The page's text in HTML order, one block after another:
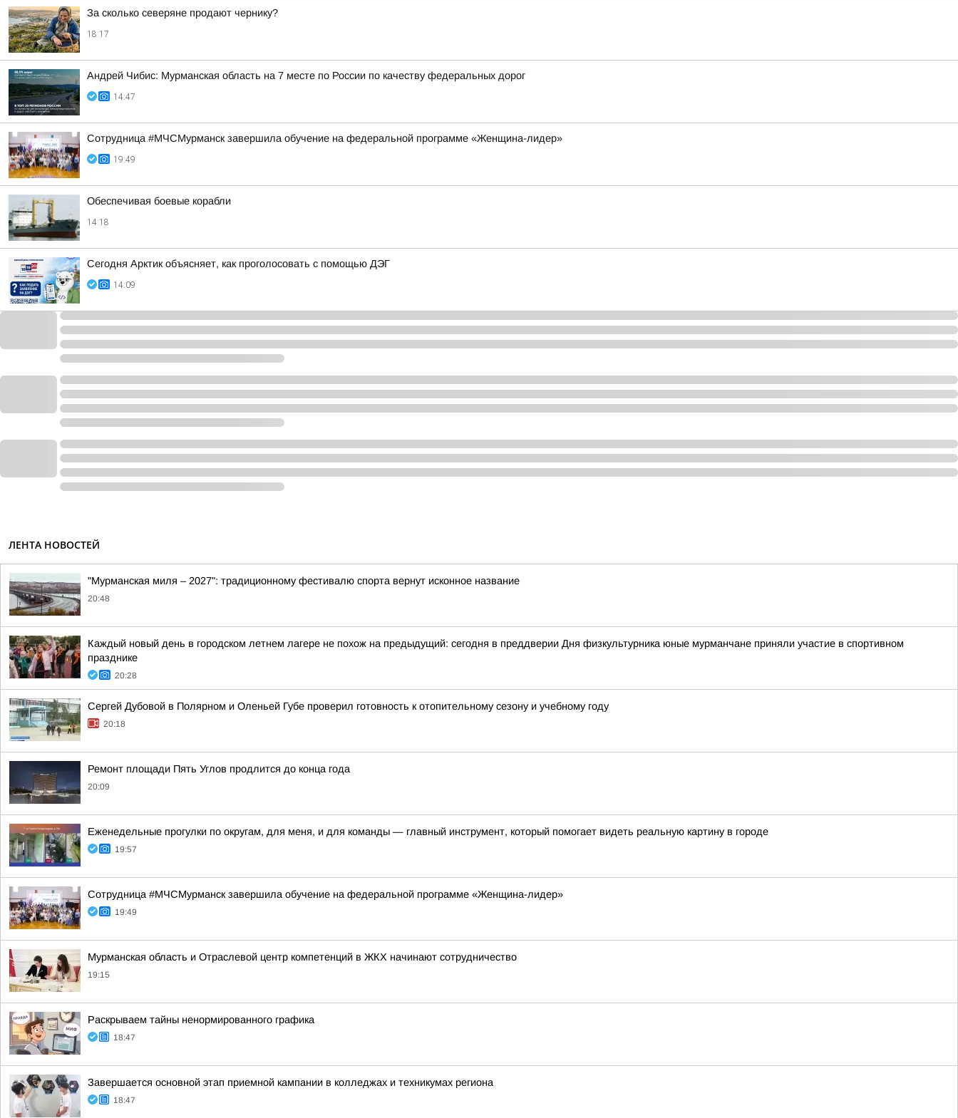
За сколько северяне продают чернику?
18:17
Андрей Чибис: Мурманская область на 7 месте по России по качеству федеральных дорог
14:47
Сотрудница #МЧСМурманск завершила обучение на федеральной программе «Женщина-лидер»
19:49
Обеспечивая боевые корабли
14:18
Сегодня Арктик объясняет, как проголосовать с помощью ДЭГ
14:09
ЛЕНТА НОВОСТЕЙ
"Мурманская миля – 2027": традиционному фестивалю спорта вернут исконное название
20:48
Каждый новый день в городском летнем лагере не похож на предыдущий: сегодня в преддверии Дня физкультурника юные мурманчане приняли участие в спортивном
празднике
20:28
Сергей Дубовой в Полярном и Оленьей Губе проверил готовность к отопительному сезону и учебному году
20:18
Ремонт площади Пять Углов продлится до конца года
20:09
Еженедельные прогулки по округам, для меня, и для команды — главный инструмент, который помогает видеть реальную картину в городе
19:57
Сотрудница #МЧСМурманск завершила обучение на федеральной программе «Женщина-лидер»
19:49
Мурманская область и Отраслевой центр компетенций в ЖКХ начинают сотрудничество
19:15
Раскрываем тайны ненормированного графика
18:47
Завершается основной этап приемной кампании в колледжах и техникумах региона
18:47